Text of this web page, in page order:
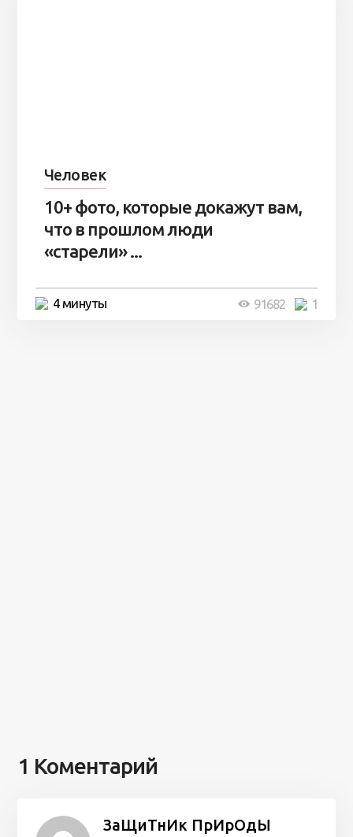
Человек
10+ фото, которые докажут вам,
что в прошлом люди
«старели» ...
4 минуты 1
91682
1 Коментарий
ЗаЩиТнИк ПрИрОдЫ